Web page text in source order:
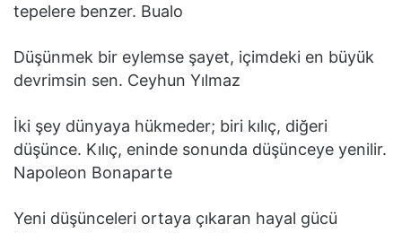
tepelere benzer. Bualo
Düşünmek bir eylemse şayet, içimdeki en büyük
devrimsin sen. Ceyhun Yılmaz
İki şey dünyaya hükmeder; biri kılıç, diğeri
düşünce. Kılıç, eninde sonunda düşünceye yenilir.
Napoleon Bonaparte
Yeni düşünceleri ortaya çıkaran hayal gücü